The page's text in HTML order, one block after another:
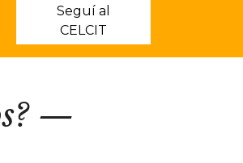
Seguí al
CELCIT